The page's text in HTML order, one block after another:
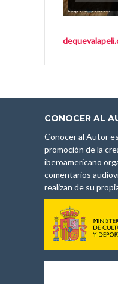
CONOCER AL
Conocer al Autor
promoción de la
iberoamericano
comentarios
realizan de su